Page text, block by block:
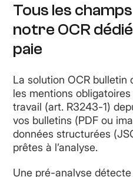
Tous les
notre OCR
paie
La solution OCR bulletin
les mentions
travail (art. R3243-1)
vos bulletins (PDF ou
données structurées
prêtes à l’analyse.
Une pré-analyse détecte